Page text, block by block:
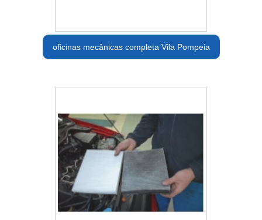
oficinas mecânicas completa Vila Pompeia